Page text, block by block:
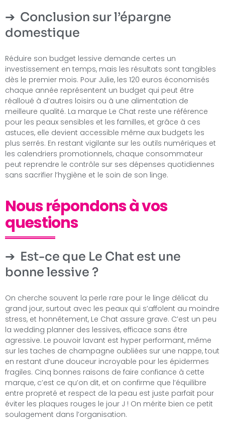
Conclusion sur l’épargne
domestique
Réduire son budget lessive demande certes un
investissement en temps, mais les résultats sont tangibles
dès le premier mois. Pour Julie, les 120 euros économisés
chaque année représentent un budget qui peut être
réalloué à d’autres loisirs ou à une alimentation de
meilleure qualité. La marque Le Chat reste une référence
pour les peaux sensibles et les familles, et grâce à ces
astuces, elle devient accessible même aux budgets les
plus serrés. En restant vigilante sur les outils numériques et
les calendriers promotionnels, chaque consommateur
peut reprendre le contrôle sur ses dépenses quotidiennes
sans sacrifier l’hygiène et le soin de son linge.
Nous répondons à vos
questions
Est-ce que Le Chat est une
bonne lessive ?
On cherche souvent la perle rare pour le linge délicat du
grand jour, surtout avec les peaux qui s’affolent au moindre
stress, et honnêtement, Le Chat assure grave. C’est un peu
la wedding planner des lessives, efficace sans être
agressive. Le pouvoir lavant est hyper performant, même
sur les taches de champagne oubliées sur une nappe, tout
en restant d’une douceur incroyable pour les épidermes
fragiles. Cinq bonnes raisons de faire confiance à cette
marque, c’est ce qu’on dit, et on confirme que l’équilibre
entre propreté et respect de la peau est juste parfait pour
éviter les plaques rouges le jour J ! On mérite bien ce petit
soulagement dans l’organisation.